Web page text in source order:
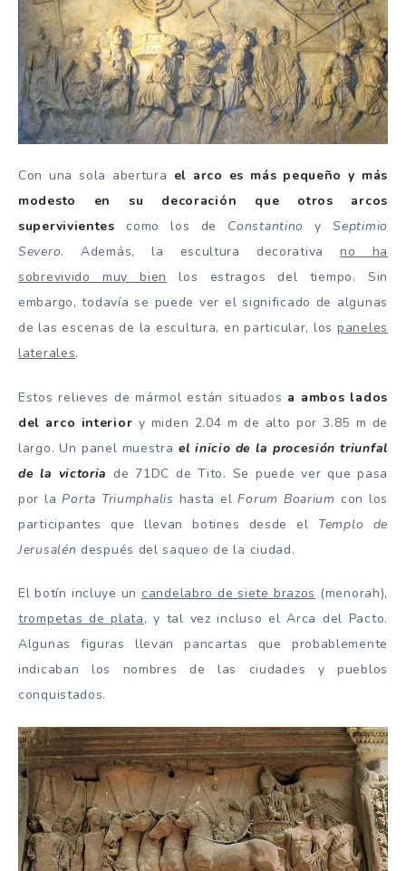
Con una sola abertura el arco es más pequeño y más
modesto en su decoración que otros arcos
supervivientes como los de Constantino ySeptimio
Severo. Además, la escultura decorativano ha
sobrevivido muy bien
los estragos del tiempo. Sin
embargo, todavía se puede ver el significado de algunas
de las escenas de la escultura, en particular, lospaneles
laterales.
Estos relieves de mármol están situados a ambos lados
del arco interior y miden 2.04 m de alto por 3.85 m de
largo. Un panel muestra el inicio de la procesión triunfal
de la victoria de 71DC de Tito. Se puede ver que pasa
por laPorta Triumphalis hasta elForum Boarium con los
participantes que llevan botines desde el Templo de
Jerusalén después del saqueo de la ciudad.
El botín incluye un candelabro de siete brazos (menorah),
trompetas de plata, y tal vez incluso el Arca del Pacto.
Algunas figuras llevan pancartas que probablemente
indicaban los nombres de las ciudades y pueblos
conquistados.